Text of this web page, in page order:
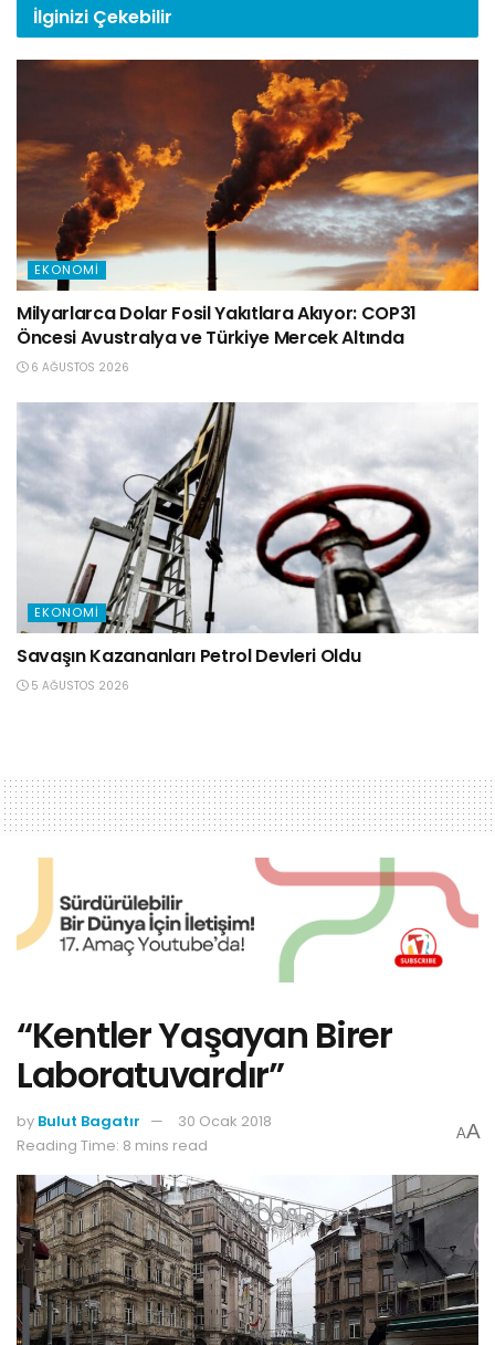
İlginizi Çekebilir
EKONOMI
Milyarlarca Dolar Fosil Yakıtlara Akıyor: COP31
Öncesi Avustralya ve Türkiye Mercek Altında
6 AĞUSTOS 2026
EKONOMI
Savaşın Kazananları Petrol Devleri Oldu
5 AĞUSTOS 2026
“Kentler Yaşayan Birer
Laboratuvardır”
by Bulut Bagatır
30 Ocak 2018
Reading Time: 8 mins read
AA